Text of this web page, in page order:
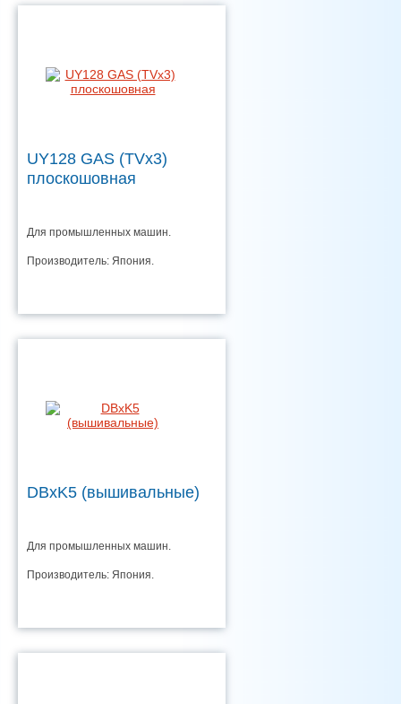
UY128 GAS (TVx3)
плоскошовная
Для промышленных машин.
Производитель: Япония.
DBxK5 (вышивальные)
Для промышленных машин.
Производитель: Япония.